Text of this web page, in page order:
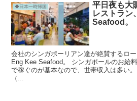
◆日本一時帰国
平日夜も大
レストラ
Seafood。
会社のシンガポーリアン達が絶賛するロ
Eng Kee Seafood。 シンガポールのお給
で稼ぐのが基本なので、世帯収入は多い
（...